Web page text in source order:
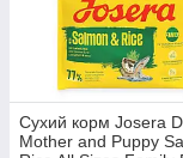
Сухий корм Josera
Mother and Puppy